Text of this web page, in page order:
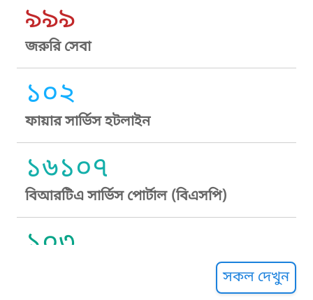
৯৯৯
জরুরি সেবা
১০২
ফায়ার সার্ভিস হটলাইন
১৬১০৭
বিআরটিএ সার্ভিস পোর্টাল (বিএসপি)
১০৩
সকল দেখুন